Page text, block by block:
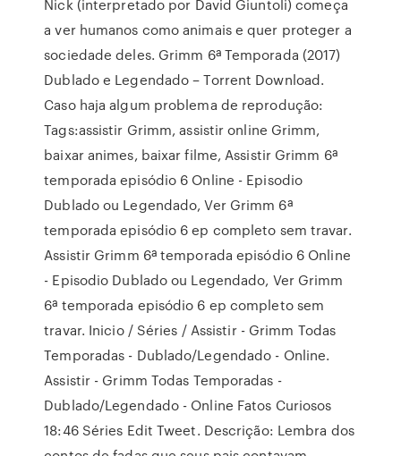
Nick (interpretado por David Giuntoli) começa
a ver humanos como animais e quer proteger a
sociedade deles. Grimm 6ª Temporada (2017)
Dublado e Legendado – Torrent Download.
Caso haja algum problema de reprodução:
Tags:assistir Grimm, assistir online Grimm,
baixar animes, baixar filme, Assistir Grimm 6ª
temporada episódio 6 Online - Episodio
Dublado ou Legendado, Ver Grimm 6ª
temporada episódio 6 ep completo sem travar.
Assistir Grimm 6ª temporada episódio 6 Online
- Episodio Dublado ou Legendado, Ver Grimm
6ª temporada episódio 6 ep completo sem
travar. Inicio / Séries / Assistir - Grimm Todas
Temporadas - Dublado/Legendado - Online.
Assistir - Grimm Todas Temporadas -
Dublado/Legendado - Online Fatos Curiosos
18:46 Séries Edit Tweet. Descrição: Lembra dos